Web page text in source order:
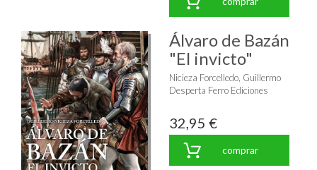
Álvaro de Bazán
"El invicto"
Nicieza Forcelledo, Guillermo
Desperta Ferro Ediciones
32,95 €
comprar